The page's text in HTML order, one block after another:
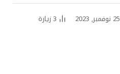
25 نوفمبر, 2023 3زيارة